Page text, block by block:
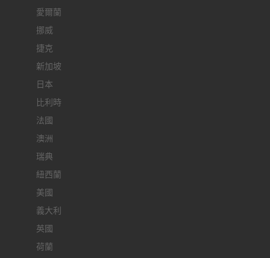
愛爾蘭
挪威
捷克
新加坡
日本
比利時
法國
澳洲
瑞典
紐西蘭
美國
義大利
英國
荷蘭